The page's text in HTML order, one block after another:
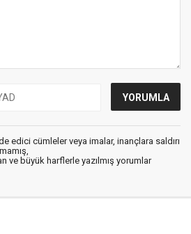
edici cümleler veya imalar, inançlara saldırı
ve büyük harflerle yazılmış yorumlar